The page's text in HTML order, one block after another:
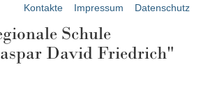
Kontakte Impressum Datenschutz
Schule
David Friedrich"